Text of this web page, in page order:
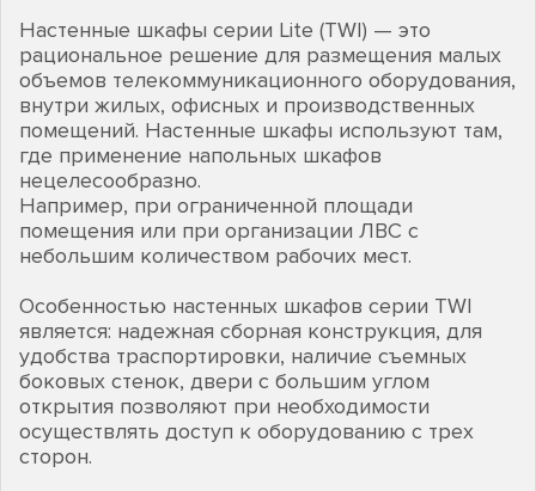
Настенные шкафы серии Lite (TWI) — это
рациональное решение для размещения малых
объемов телекоммуникационного оборудования,
внутри жилых, офисных и производственных
помещений. Настенные шкафы используют там,
где применение напольных шкафов
нецелесообразно.
Например, при ограниченной площади
помещения или при организации ЛВС с
небольшим количеством рабочих мест.
Особенностью настенных шкафов серии TWI
является: надежная сборная конструкция, для
удобства траспортировки, наличие съемных
боковых стенок, двери с большим углом
открытия позволяют при необходимости
осуществлять доступ к оборудованию с трех
сторон.